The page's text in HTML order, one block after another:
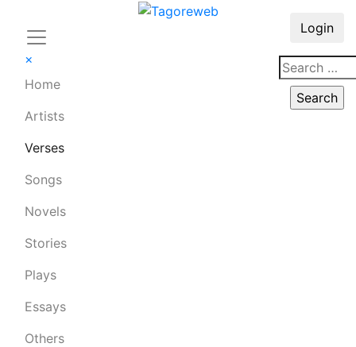
×
Home
Artists
Verses
Songs
Novels
Stories
Plays
Essays
Others
Login